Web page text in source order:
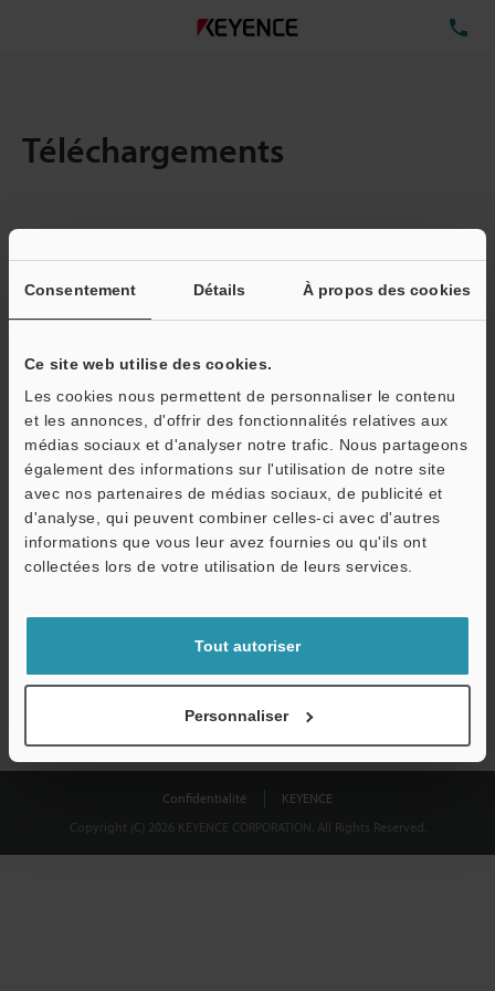
Consentement Détails À propos des cookies
Ce site web utilise des cookies.
Les cookies nous permettent de personnaliser le contenu
et les annonces, d'offrir des fonctionnalités relatives aux
médias sociaux et d'analyser notre trafic. Nous partageons
également des informations sur l'utilisation de notre site
avec nos partenaires de médias sociaux, de publicité et
d'analyse, qui peuvent combiner celles-ci avec d'autres
informations que vous leur avez fournies ou qu'ils ont
collectées lors de votre utilisation de leurs services.
Tout autoriser
Personnaliser
Téléchargements
Quantité : Taille totale des fichiers :0.71MB
Adresse e-mail(obligatoire)
Télécharger
Confidentialité
KEYENCE
Copyright (C) 2026 KEYENCE CORPORATION. All Rights Reserved.